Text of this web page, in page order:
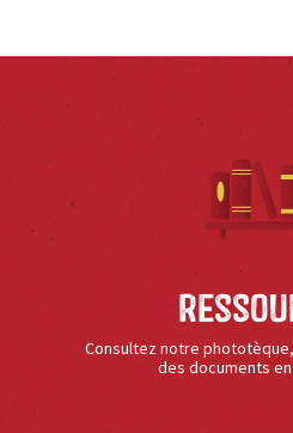
Consultez notre
des documents